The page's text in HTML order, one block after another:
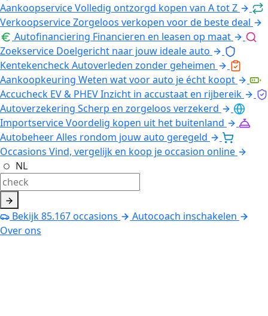
AankoopserviceVolledig ontzorgd kopen van A tot Z
VerkoopserviceZorgeloos verkopen voor de beste deal
Autofinanciering Financieren en leasen op maat
Zoekservice Doelgericht naar jouw ideale auto
KentekencheckAutoverleden zonder geheimen
Aankoopkeuring Weten wat voor auto je écht koopt
Accucheck EV & PHEVInzicht in accustaat en rijbereik
Autoverzekering Scherp en zorgeloos verzekerd
ImportserviceVoordelig kopen uit het buitenland
AutobeheerAlles rondom jouw auto geregeld
Occasions Vind, vergelijk en koop je occasion online
NL
Bekijk85.167occasions
Autocoach inschakelen
Over ons